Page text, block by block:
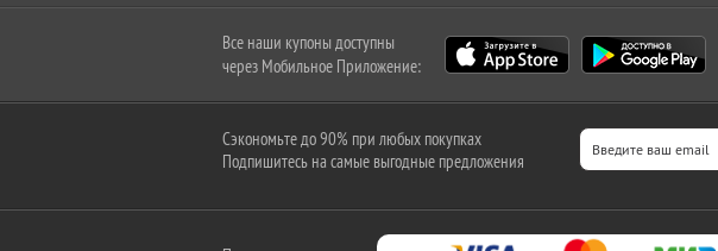
Все наши купоны доступны
через Мобильное Приложение:
Сэкономьте до 90% при любых покупках
Подпишитесь на самые выгодные предложения